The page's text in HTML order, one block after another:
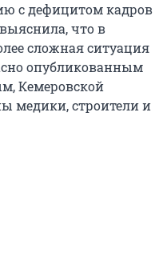
с дефицитом кадров
что в
сложная ситуация
опубликованным
Кемеровской
медики, строители и